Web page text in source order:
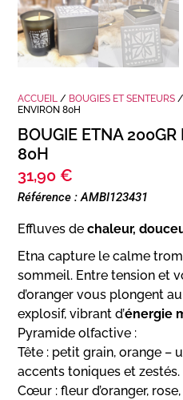
ACCUEIL / BOUGIES ET SENTEURS /
ENVIRON 80H
BOUGIE ETNA 200GR
80H
31,90 €
Référence : AMBI123431
Effluves de chaleur,
Etna capture le calme
sommeil. Entre tension et
d’oranger vous plongent
explosif, vibrant d’énergie
Pyramide olfactive :
Tête : petit grain, orange –
accents toniques et zestés.
Cœur : fleur d’oranger,